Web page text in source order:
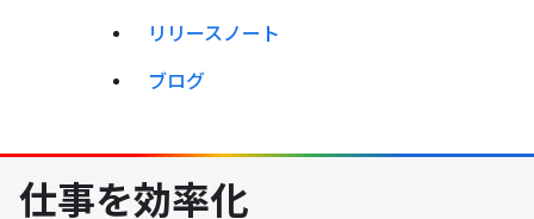
リリースノート
ブログ
仕事を効率化